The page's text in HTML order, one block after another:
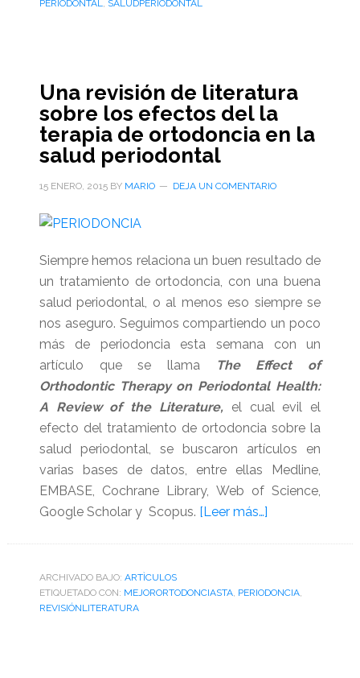
PERIODONTAL, SALUDPERIODONTAL
Una revisión de literatura
sobre los efectos del la
terapia de ortodoncia en la
salud periodontal
15 ENERO, 2015BY MARIO DEJA UN COMENTARIO
Siempre hemos relaciona un buen resultado de
un tratamiento de ortodoncia, con una buena
salud periodontal, o al menos eso siempre se
nos aseguro. Seguimos compartiendo un poco
más de periodoncia esta semana con un
artículo que se llama
The Effect of
Orthodontic Therapy on Periodontal Health:
A Review of the Literature, el cual evil el
efecto del tratamiento de ortodoncia sobre la
salud periodontal, se buscaron artículos en
varias bases de datos, entre ellas Medline,
EMBASE, Cochrane Library, Web of Science,
Google Scholar y Scopus. [Leer más…]acerca
de
ARCHIVADO BAJO: ARTÌCULOS
ETIQUETADO CON: MEJORORTODONCIASTA, PERIODONCIA,
REVISIÓNLITERATURA